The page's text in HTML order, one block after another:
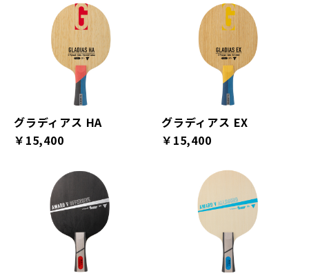
グラディアス HA
￥15,400
グラディアス EX
￥15,400